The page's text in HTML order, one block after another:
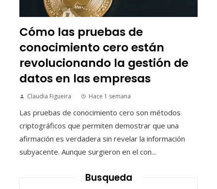
Cómo las pruebas de
conocimiento cero están
revolucionando la gestión de
datos en las empresas
Claudia Figueira Hace 1 semana
Las pruebas de conocimiento cero son métodos
criptográficos que permiten demostrar que una
afirmación es verdadera sin revelar la información
subyacente. Aunque surgieron en el con...
Busqueda